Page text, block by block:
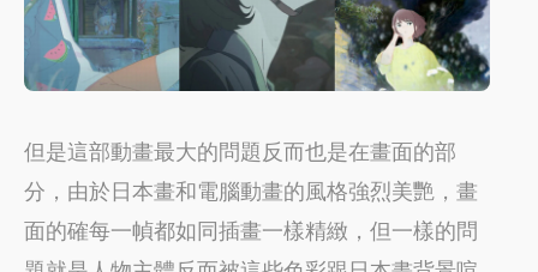
但是這部動畫最大的問題反而也是在畫面的部
分，由於日本畫和電腦動畫的風格強烈美艷，畫
面的確每一幀都如同插畫一樣精緻，但一樣的問